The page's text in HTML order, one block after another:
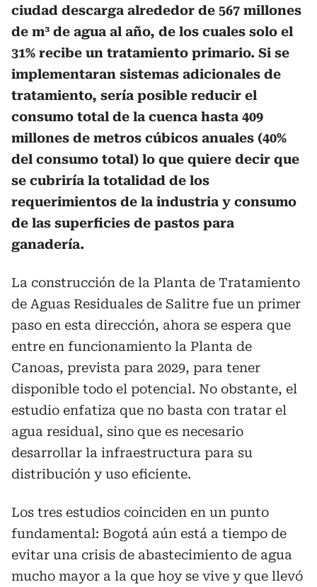
ciudad descarga alrededor de 567 millones
de m³ de agua al año, de los cuales solo el
31% recibe un tratamiento primario. Si se
implementaran sistemas adicionales de
tratamiento, sería posible reducir el
consumo total de la cuenca hasta 409
millones de metros cúbicos anuales (40%
del consumo total) lo que quiere decir que
se cubriría la totalidad de los
requerimientos de la industria y consumo
de las superficies de pastos para
ganadería.
La construcción de la Planta de Tratamiento
de Aguas Residuales de Salitre fue un primer
paso en esta dirección, ahora se espera que
entre en funcionamiento la Planta de
Canoas, prevista para 2029, para tener
disponible todo el potencial. No obstante, el
estudio enfatiza que no basta con tratar el
agua residual, sino que es necesario
desarrollar la infraestructura para su
distribución y uso eficiente.
Los tres estudios coinciden en un punto
fundamental: Bogotá aún está a tiempo de
evitar una crisis de abastecimiento de agua
mucho mayor a la que hoy se vive y que llevó